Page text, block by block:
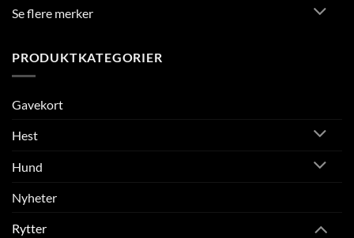
Se flere merker
PRODUKTKATEGORIER
Gavekort
Hest
Hund
Nyheter
Rytter